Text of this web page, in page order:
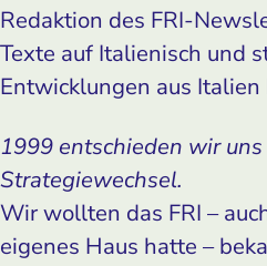
Redaktion des FRI-
Texte auf Italienisch und
Entwicklungen aus Italien
1999 entschieden wir uns
Strategiewechsel.
Wir wollten das FRI –
eigenes Haus hatte –